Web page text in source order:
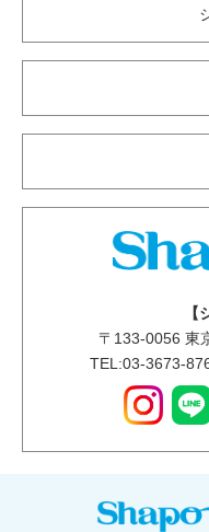
【
〒 133-0056 東
TEL:03-3673-